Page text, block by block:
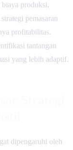
biaya produksi,
pemasaran
profitabilitas.
tantangan
yang lebih adaptif.
dipengaruhi oleh